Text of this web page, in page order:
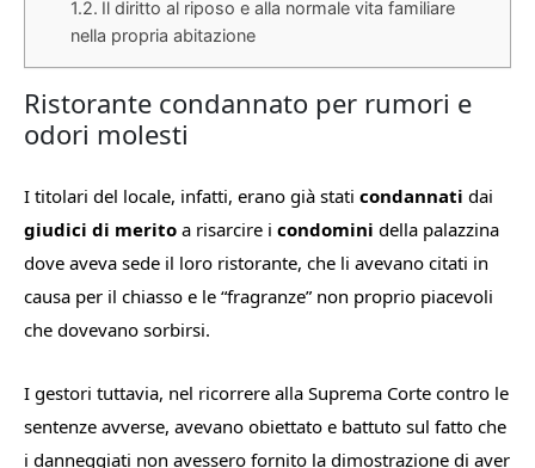
Il diritto al riposo e alla normale vita familiare
nella propria abitazione
Ristorante condannato per rumori e
odori molesti
I titolari del locale, infatti, erano già stati condannati dai
giudici di merito a risarcire i condomini della palazzina
dove aveva sede il loro ristorante, che li avevano citati in
causa per il chiasso e le “fragranze” non proprio piacevoli
che dovevano sorbirsi.
I gestori tuttavia, nel ricorrere alla Suprema Corte contro le
sentenze avverse, avevano obiettato e battuto sul fatto che
i danneggiati non avessero fornito la dimostrazione di aver